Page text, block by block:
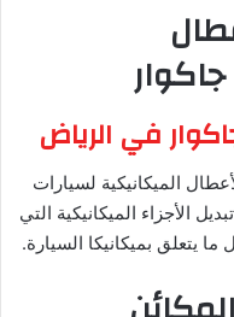
في الرياض
الميكانيكية لسيارات
الأجزاء الميكانيكية التي
يتعلق بميكانيكا السيارة.